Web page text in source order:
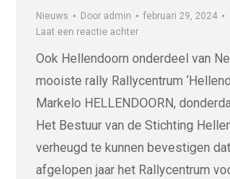
Nieuws Door admin
februari 29, 2024
Laat een reactie achter
Ook Hellendoorn onderdeel van
mooiste rally Rallycentrum
Markelo HELLENDOORN,
Het Bestuur van de Stichting
verheugd te kunnen bevestigen
afgelopen jaar het Rallycentrum